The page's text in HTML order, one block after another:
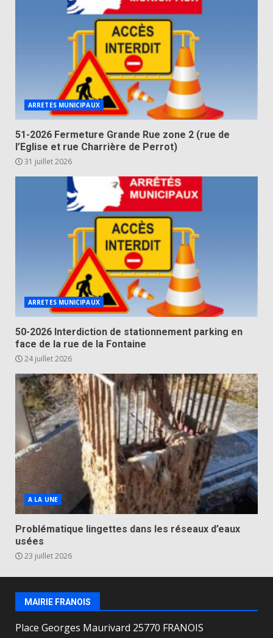
ARRETES MUNICIPAUX
51-2026 Fermeture Grande Rue zone 2 (rue de
l’Eglise et rue Charrière de Perrot)
31 juillet 2026
ARRETES MUNICIPAUX
50-2026 Interdiction de stationnement parking en
face de la rue de la Fontaine
24 juillet 2026
A LA UNE
Problématique lingettes dans les réseaux d’eaux
usées
23 juillet 2026
MAIRIE FRANOIS
Place Georges Maurivard 25770 FRANOIS